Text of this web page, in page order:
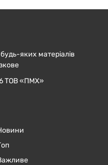
яких матеріалів
ТОВ «ПМХ»